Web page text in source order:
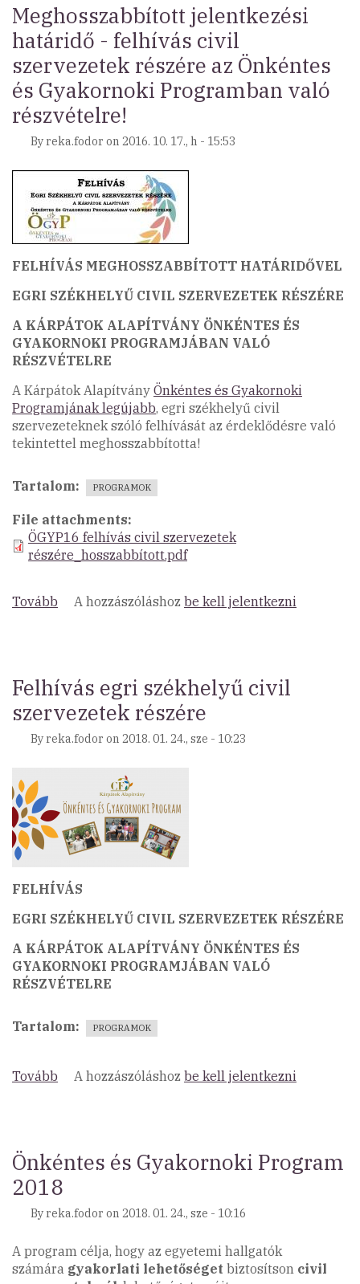
hallgatói
részére
az
Önkéntes
és
Gyakornoki
Programban
részvételre)
Meghosszabbított jelentkezési
határidő - felhívás civil
szervezetek részére az Önkéntes
és Gyakornoki Programban való
részvételre!
By reka.fodor on 2016. 10. 17., h - 15:53
FELHÍVÁS MEGHOSSZABBÍTOTT HATÁRIDŐVEL
EGRI SZÉKHELYŰ CIVIL SZERVEZETEK RÉSZÉRE
A KÁRPÁTOK ALAPÍTVÁNY ÖNKÉNTES ÉS
GYAKORNOKI PROGRAMJÁBAN VALÓ
RÉSZVÉTELRE
A Kárpátok Alapítvány Önkéntes és Gyakornoki
Programjának legújabb, egri székhelyű civil
szervezeteknek szóló felhívását az érdeklődésre való
tekintettel meghosszabbította!
Tartalom PROGRAMOK
File attachments
ÖGYP16 felhívás civil szervezetek
részére_hosszabbított.pdf
Tovább (Meghosszabbított
felhívás
civil
szervezetek
részére
Gyakornoki
Programban
való
A hozzászóláshoz be kell jelentkezni
Felhívás egri székhelyű civil
szervezetek részére
By reka.fodor on 2018. 01. 24., sze - 10:23
FELHÍVÁS
EGRI SZÉKHELYŰ CIVIL SZERVEZETEK RÉSZÉRE
A KÁRPÁTOK ALAPÍTVÁNY ÖNKÉNTES ÉS
GYAKORNOKI PROGRAMJÁBAN VALÓ
RÉSZVÉTELRE
Tartalom PROGRAMOK
Tovább (Felhívás
szervezetek
részére)
A hozzászóláshoz be kell jelentkezni
Önkéntes és Gyakornoki Program
2018
By reka.fodor on 2018. 01. 24., sze - 10:16
A program célja, hogy az egyetemi hallgatók
számára gyakorlati lehetőséget biztosítson civil